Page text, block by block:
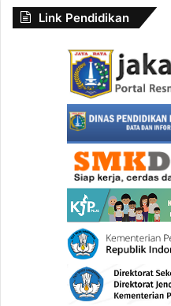
Link Pendidikan